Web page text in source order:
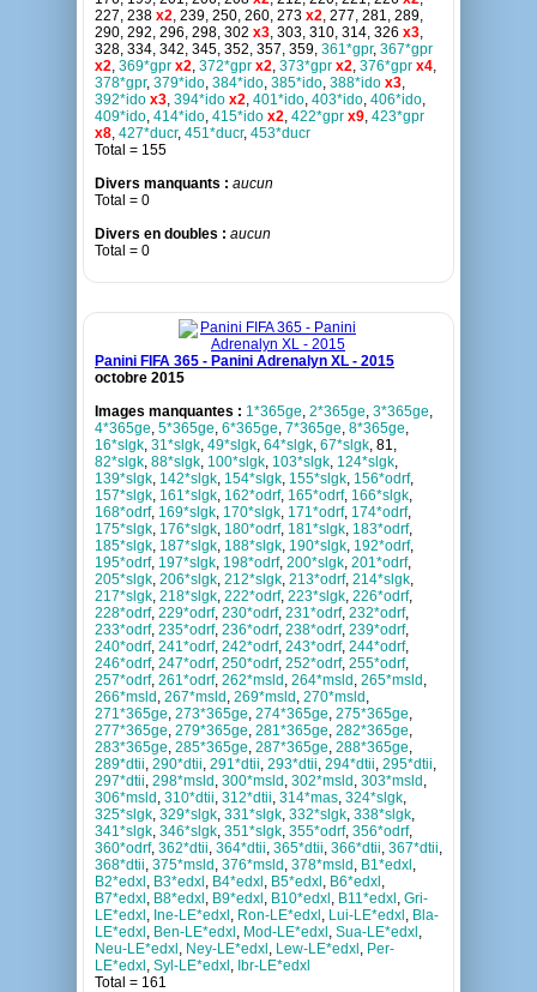
227, 238 x2, 239, 250, 260, 273 x2, 277, 281, 289,
290, 292, 296, 298, 302 x3, 303, 310, 314, 326 x3,
328, 334, 342, 345, 352, 357, 359, 361*gpr, 367*gpr
x2, 369*gpr x2, 372*gpr x2, 373*gpr x2, 376*gpr x4,
378*gpr, 379*ido, 384*ido, 385*ido, 388*ido x3,
392*ido x3, 394*ido x2, 401*ido, 403*ido, 406*ido,
409*ido, 414*ido, 415*ido x2, 422*gpr x9, 423*gpr
x8, 427*ducr, 451*ducr, 453*ducr
Total = 155
Divers manquants : aucun
Total = 0
Divers en doubles : aucun
Total = 0
Panini FIFA 365 - Panini Adrenalyn XL - 2015
octobre 2015
Images manquantes : 1*365ge, 2*365ge, 3*365ge,
4*365ge, 5*365ge, 6*365ge, 7*365ge, 8*365ge,
16*slgk, 31*slgk, 49*slgk, 64*slgk, 67*slgk, 81,
82*slgk, 88*slgk, 100*slgk, 103*slgk, 124*slgk,
139*slgk, 142*slgk, 154*slgk, 155*slgk, 156*odrf,
157*slgk, 161*slgk, 162*odrf, 165*odrf, 166*slgk,
168*odrf, 169*slgk, 170*slgk, 171*odrf, 174*odrf,
175*slgk, 176*slgk, 180*odrf, 181*slgk, 183*odrf,
185*slgk, 187*slgk, 188*slgk, 190*slgk, 192*odrf,
195*odrf, 197*slgk, 198*odrf, 200*slgk, 201*odrf,
205*slgk, 206*slgk, 212*slgk, 213*odrf, 214*slgk,
217*slgk, 218*slgk, 222*odrf, 223*slgk, 226*odrf,
228*odrf, 229*odrf, 230*odrf, 231*odrf, 232*odrf,
233*odrf, 235*odrf, 236*odrf, 238*odrf, 239*odrf,
240*odrf, 241*odrf, 242*odrf, 243*odrf, 244*odrf,
246*odrf, 247*odrf, 250*odrf, 252*odrf, 255*odrf,
257*odrf, 261*odrf, 262*msld , 264*msld , 265*msld ,
266*msld , 267*msld , 269*msld , 270*msld ,
271*365ge, 273*365ge, 274*365ge, 275*365ge,
277*365ge, 279*365ge, 281*365ge, 282*365ge,
283*365ge, 285*365ge, 287*365ge, 288*365ge,
289*dtii, 290*dtii, 291*dtii, 293*dtii, 294*dtii, 295*dtii,
297*dtii, 298*msld , 300*msld , 302*msld , 303*msld ,
306*msld , 310*dtii, 312*dtii, 314*mas, 324*slgk,
325*slgk, 329*slgk, 331*slgk, 332*slgk, 338*slgk,
341*slgk, 346*slgk, 351*slgk, 355*odrf, 356*odrf,
360*odrf, 362*dtii, 364*dtii, 365*dtii, 366*dtii, 367*dtii,
368*dtii, 375*msld , 376*msld , 378*msld , B1*edxl ,
B2*edxl , B3*edxl , B4*edxl , B5*edxl , B6*edxl ,
B7*edxl , B8*edxl , B9*edxl , B10*edxl , B11*edxl , Gri-
LE*edxl , Ine-LE*edxl , Ron-LE*edxl , Lui-LE*edxl , Bla-
LE*edxl , Ben-LE*edxl , Mod-LE*edxl , Sua-LE*edxl ,
Neu-LE*edxl , Ney-LE*edxl , Lew-LE*edxl , Per-
LE*edxl , Syl-LE*edxl , Ibr-LE*edxl
Total = 161